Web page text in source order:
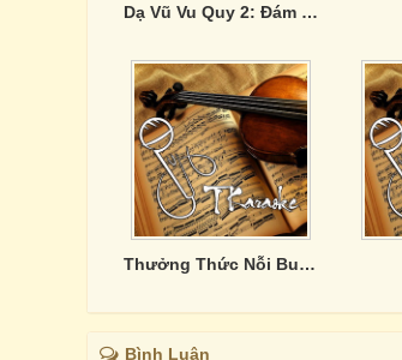
Dạ Vũ Vu Quy 2: Đám Cưới Trên Đường Quê
Thưởng Thức Nỗi Buồn
Bình Luận